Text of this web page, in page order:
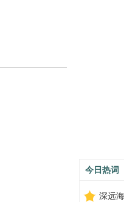
今日热词